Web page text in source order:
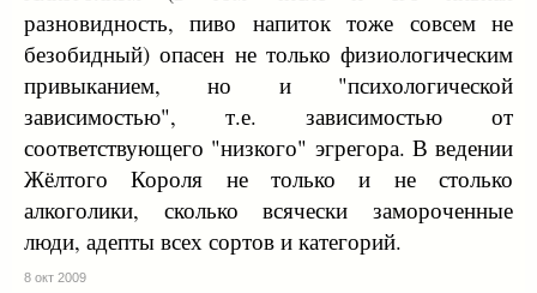
разновидность, пиво напиток тоже совсем не
безобидный) опасен не только физиологическим
привыканием, но и "психологической
зависимостью", т.е. зависимостью от
соответствующего "низкого" эгрегора. В ведении
Жёлтого Короля не только и не столько
алкоголики, сколько всячески замороченные
люди, адепты всех сортов и категорий.
8 окт 2009